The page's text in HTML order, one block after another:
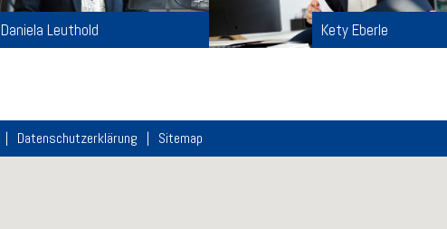
Daniela Leuthold Kety Eberle
Datenschutzerklärung Sitemap